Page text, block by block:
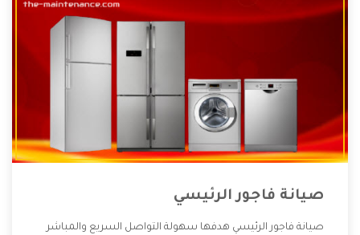
صيانة فاجور الرئيسي
صيانة فاجور الرئيسي هدفها سهولة التواصل السريع والمباشر